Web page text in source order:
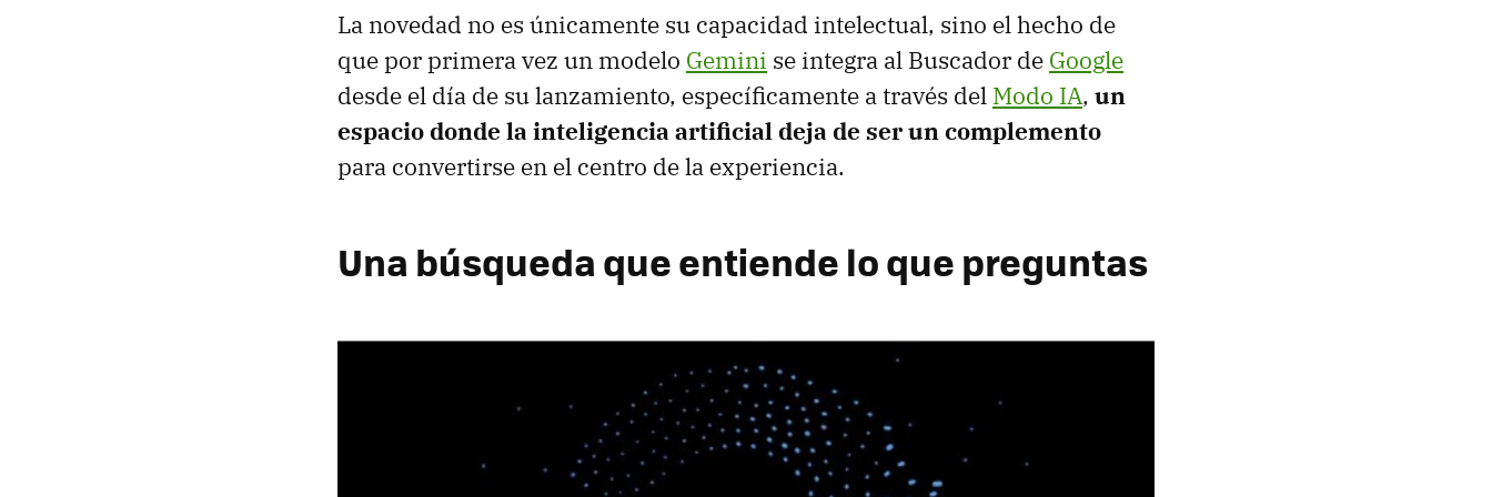
La novedad no es únicamente su capacidad intelectual, sino el hecho de
que por primera vez un modelo Gemini se integra al Buscador de Google
desde el día de su lanzamiento, específicamente a través del Modo IA, un
espacio donde la inteligencia artificial deja de ser un complemento
para convertirse en el centro de la experiencia.
Una búsqueda que entiende lo que preguntas